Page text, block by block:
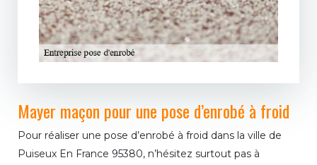
Mayer maçon pour une pose d’enrobé à froid
Pour réaliser une pose d’enrobé à froid dans la ville de
Puiseux En France 95380, n’hésitez surtout pas à